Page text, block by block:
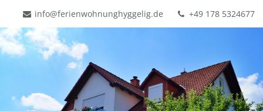
info@ferienwohnunghyggelig.de +49 178 5324677